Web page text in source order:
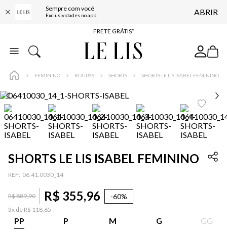
Sempre com você
Exclusividades no app ABRIR
ENTREGA EXPRESSA*
FRETE GRÁTIS*
BAIXE O APP
FEMININO ROUPAS SHORTS SHORTS LE LIS ISABEL FEMININO
SHORTS LE LIS ISABEL FEMININO
: 06.41.0030_14
R$889,90 R$ 355,96 -60%
3x de R$ 118,65
PP P M G GG